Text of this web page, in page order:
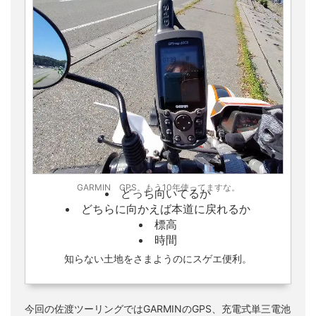
GARMIN GPS。もう10年使ってますな。
どっち向いてるか
どちらに向かえば本道に戻れるか
標高
時間
知らない土地をさまようのにスゲエ便利。
今回の佐渡ツーリングではGARMINのGPS、充電式単三電池